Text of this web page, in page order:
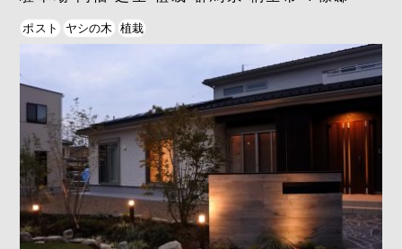
ポスト ヤシの木 植栽